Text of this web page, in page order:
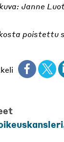
Janne
poistettu